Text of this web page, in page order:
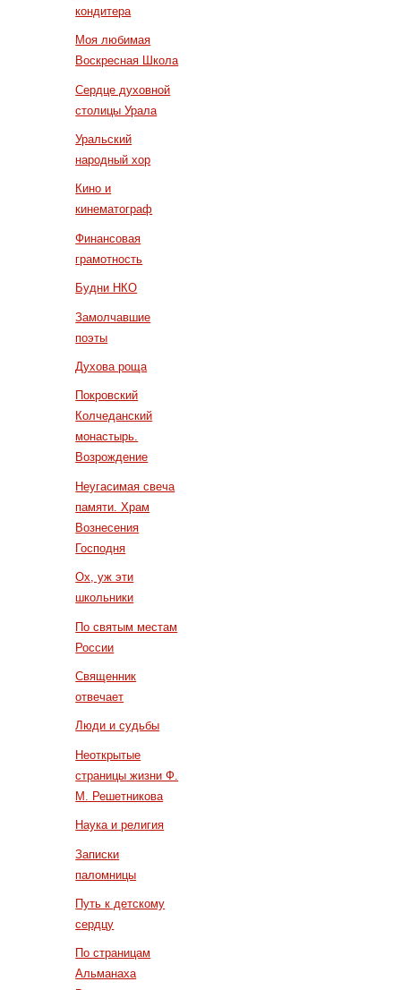
кондитера
Моя любимая
Воскресная Школа
Сердце духовной
столицы Урала
Уральский
народный хор
Кино и
кинематограф
Финансовая
грамотность
Будни НКО
Замолчавшие
поэты
Духова роща
Покровский
Колчеданский
монастырь.
Возрождение
Неугасимая свеча
памяти. Храм
Вознесения
Господня
Ох, уж эти
школьники
По святым местам
России
Священник
отвечает
Люди и судьбы
Неоткрытые
страницы жизни Ф.
М. Решетникова
Наука и религия
Записки
паломницы
Путь к детскому
сердцу
По страницам
Альманаха